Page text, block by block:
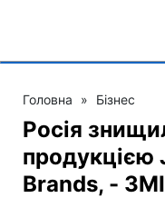
Головна » Бізнес
Росія
продукцією
Brands, - ЗМІ